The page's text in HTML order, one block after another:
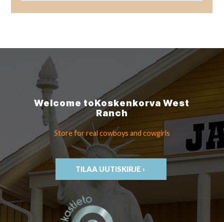
Welcome toKoskenkorvaWest
Ranch
Store for real cowboys and cowgirls
TILAA UUTISKIRJE ›